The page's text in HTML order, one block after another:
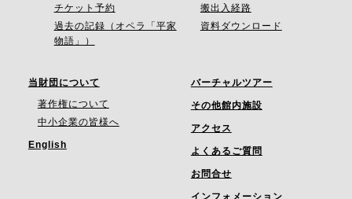
チケット予約
過去の記録（オペラ「平家
物語」）
搬出入経路
資料ダウンロード
当財団について
著作権について
中小企業の皆様へ
English
バーチャルツアー
その他館内施設
アクセス
よくあるご質問
お問合せ
インフォメーション